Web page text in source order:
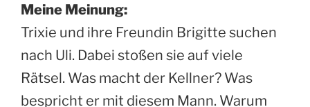
Meine Meinung:
Trixie und ihre Freundin Brigitte suchen
nach Uli. Dabei stoßen sie auf viele
Rätsel. Was macht der Kellner? Was
bespricht er mit diesem Mann. Warum